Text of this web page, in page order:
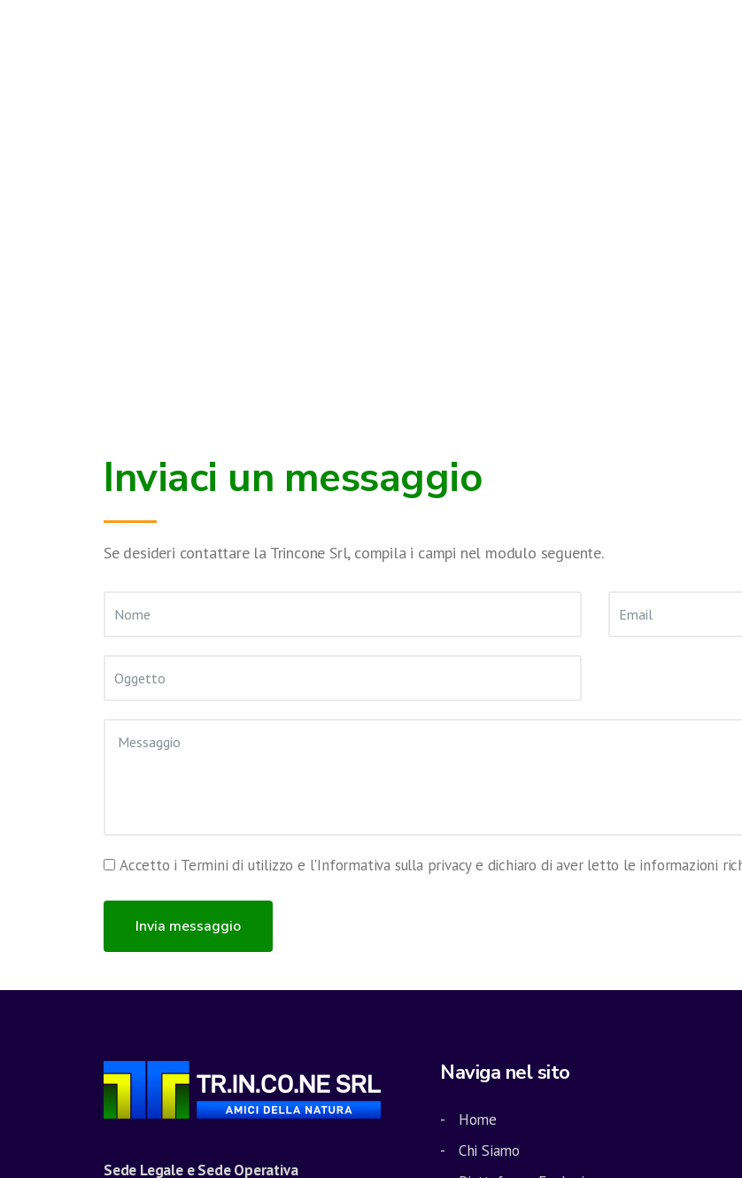
Inviaci un messaggio
Se desideri contattare la Trincone Srl, compila i campi nel modulo seguente.
Accetto i Termini di utilizzo e l'Informativa sulla privacy e dichiaro di aver letto le informazioni
Invia messaggio
Sede Legale e Sede Operativa
Naviga nel sito
Home
Chi Siamo